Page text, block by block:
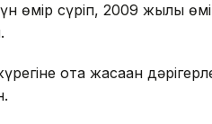
өмір сүріп, 2009 жылы
ота жасаған